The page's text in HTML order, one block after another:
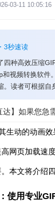
03-11 10:05:16
3秒速读
四种高效压缩
和视频转换软件
。读者可根据自
达】如果您急
生动的动画
网页加载速
本文将介绍
使用专业